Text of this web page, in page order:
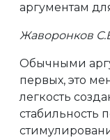
аргументам
Жаворонков
Обычными
первых, это
легкость
стабильность